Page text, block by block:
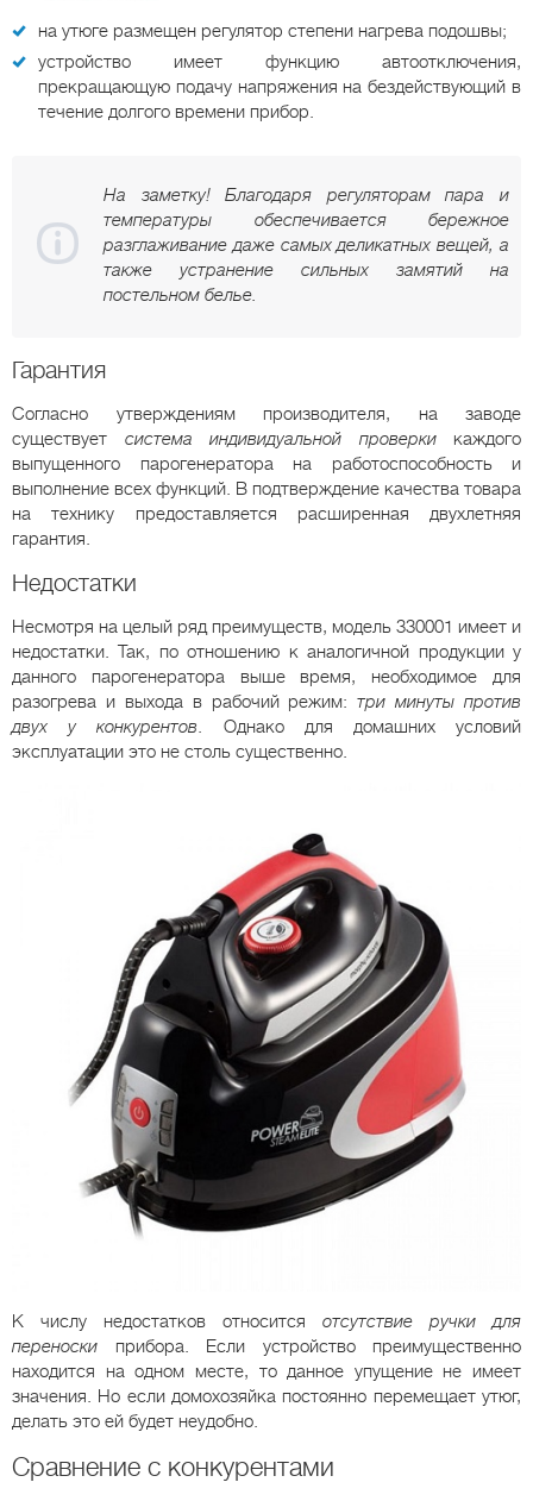
на утюге размещен регулятор степени нагрева подошвы;
устройство имеет функцию автоотключения,
прекращающую подачу напряжения на бездействующий в
течение долгого времени прибор.
На заметку! Благодаря регуляторам пара и
температуры обеспечивается бережное
разглаживание даже самых деликатных вещей, а
также устранение сильных замятий на
постельном белье.
Гарантия
Согласно утверждениям производителя, на заводе
существует система индивидуальной проверкикаждого
выпущенного парогенератора на работоспособность и
выполнение всех функций. В подтверждение качества товара
на технику предоставляется расширенная двухлетняя
гарантия.
Недостатки
Несмотря на целый ряд преимуществ, модель 330001 имеет и
недостатки. Так, по отношению к аналогичной продукции у
данного парогенератора выше время, необходимое для
разогрева и выхода в рабочий режим:три минуты против
двух у конкурентов. Однако для домашних условий
эксплуатации это не столь существенно.
К числу недостатков относится отсутствие ручки для
переноски прибора. Если устройство преимущественно
находится на одном месте, то данное упущение не имеет
значения. Но если домохозяйка постоянно перемещает утюг,
делать это ей будет неудобно.
Сравнение с конкурентами